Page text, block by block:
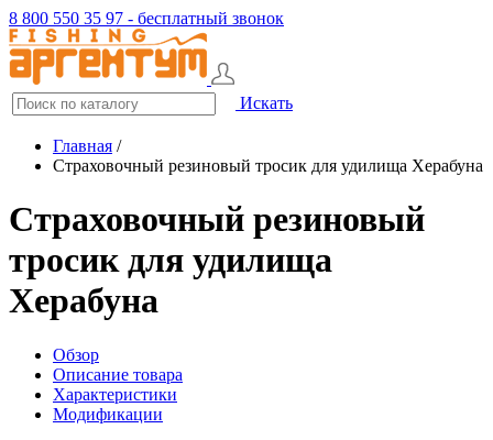
8 800 550 35 97 - бесплатный звонок
Искать
Главная /
Страховочный резиновый тросик для удилища Херабуна
Страховочный резиновый
тросик для удилища
Херабуна
Обзор
Описание товара
Характеристики
Модификации